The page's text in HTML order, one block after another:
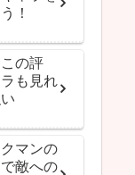
！
この評
も見れ
クマンの
敵への